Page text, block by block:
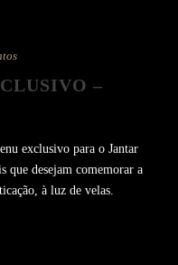
–
exclusivo para o Jantar
que desejam comemorar a
à luz de velas.